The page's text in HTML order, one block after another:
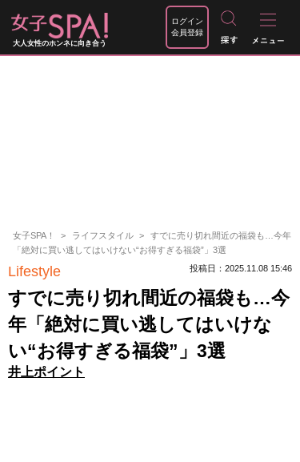
大人女性のホンネに向き合う
ログイン
会員登録
女子SPA！ ライフスタイル
すでに売り切れ間近の福袋も…今年
「絶対に買い逃してはいけない“お得すぎる福袋”」3選
Lifestyle 投稿日：2025.11.08 15:46
すでに売り切れ間近の福袋も…今
年「絶対に買い逃してはいけな
い“お得すぎる福袋”」3選
井上ポイント